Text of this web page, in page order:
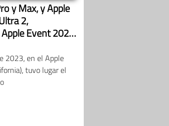
y Max, y Apple
2,
Event 2023
2023, en el Apple
tuvo lugar el